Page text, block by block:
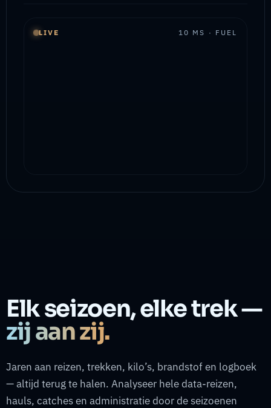
LIVE 10 MS · FUEL
Elk seizoen, elke trek —
zij aan zij.
Jaren aan reizen, trekken, kilo’s, brandstof en logboek
— altijd terug te halen. Analyseer hele data-reizen,
hauls, catches en administratie door de seizoenen